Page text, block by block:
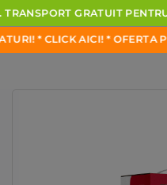
GRATUITPENTRU
*CLICKAICI!*OFERTA